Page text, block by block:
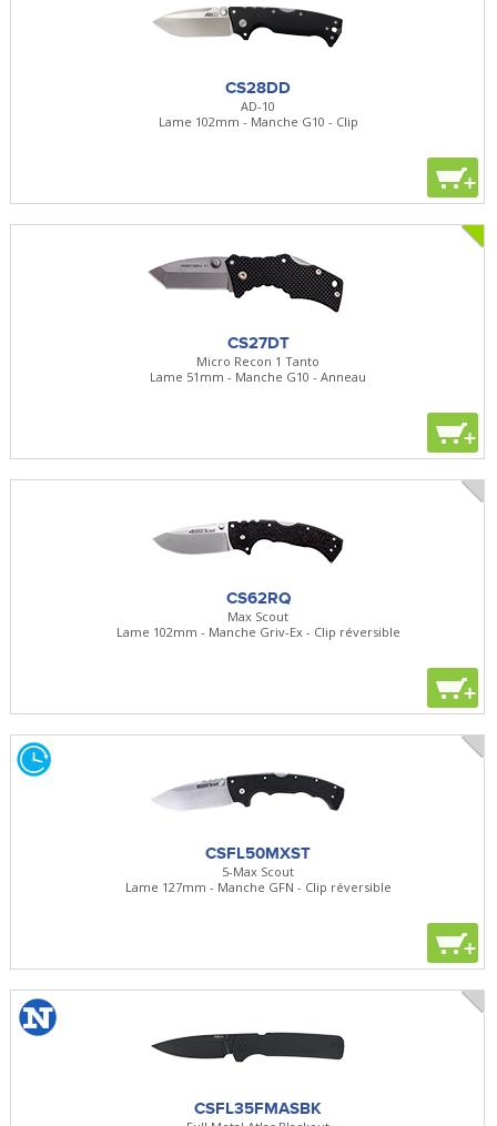
CS28DD
AD-10
Lame 102mm - Manche G10 - Clip
+
CS27DT
Micro Recon 1 Tanto
Lame 51mm - Manche G10 - Anneau
+
CS62RQ
Max Scout
Lame 102mm - Manche Griv-Ex - Clip réversible
+
CSFL50MXST
5-Max Scout
Lame 127mm - Manche GFN - Clip réversible
+
CSFL35FMASBK